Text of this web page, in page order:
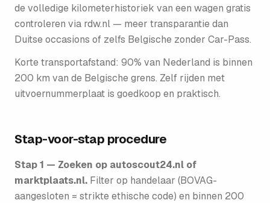
de volledige kilometer­historiek van een wagen gratis
controleren via rdw.nl — meer transparantie dan
Duitse occasions of zelfs Belgische zonder Car-Pass.
Korte transportafstand: 90% van Nederland is binnen
200 km van de Belgische grens. Zelf rijden met
uitvoernummerplaat is goedkoop en praktisch.
Stap-voor-stap procedure
Stap 1 — Zoeken op autoscout24.nl of
marktplaats.nl. Filter op handelaar (BOVAG-
aangesloten = strikte ethische code) en binnen 200